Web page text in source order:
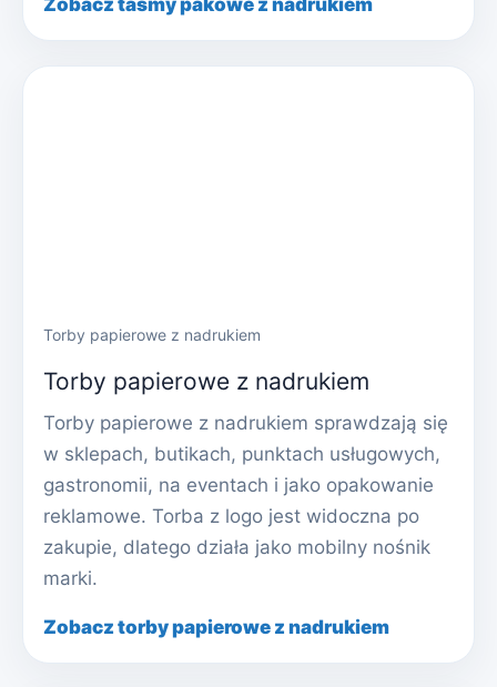
Zobacz taśmy pakowe z nadrukiem
Torby papierowe z nadrukiem
Torby papierowe z nadrukiem
Torby papierowe z nadrukiem sprawdzają się
w sklepach, butikach, punktach usługowych,
gastronomii, na eventach i jako opakowanie
reklamowe. Torba z logo jest widoczna po
zakupie, dlatego działa jako mobilny nośnik
marki.
Zobacz torby papierowe z nadrukiem